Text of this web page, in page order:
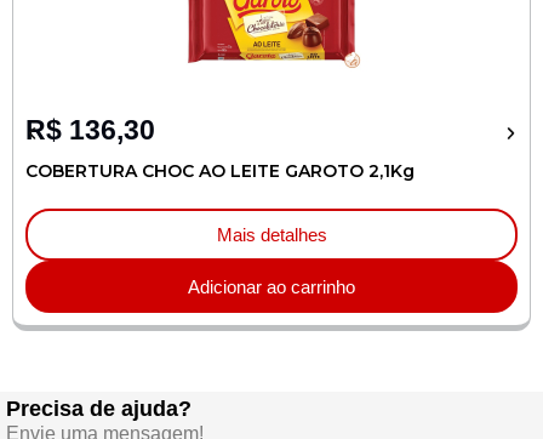
R$ 136,30
COBERTURA CHOC AO LEITE GAROTO 2,1Kg
Mais detalhes
Adicionar ao carrinho
Precisa de ajuda?
Envie uma mensagem!